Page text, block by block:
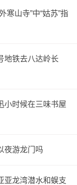
寒山寺”中“姑苏”指
地铁去八达岭长
小时候在三味书屋
夜游龙门吗
亚龙湾潜水和蜈支